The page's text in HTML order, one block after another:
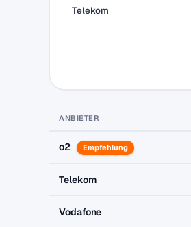
Telekom
ANBIETER
o2 Empfehlung
Telekom
Vodafone